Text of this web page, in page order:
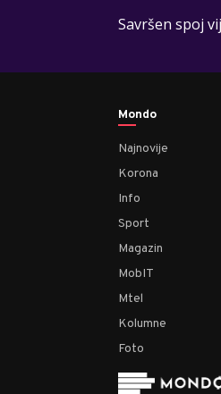
Savršen spoj
Mondo
Najnovije
Korona
Info
Sport
Magazin
MobIT
Mtel
Kolumne
Foto